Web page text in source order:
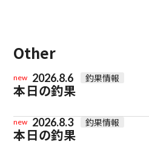
Other
new 2026.8.6 釣果情報
本日の釣果
new 2026.8.3 釣果情報
本日の釣果